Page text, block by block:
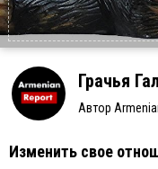
Грачья
Автор
Изменить свое